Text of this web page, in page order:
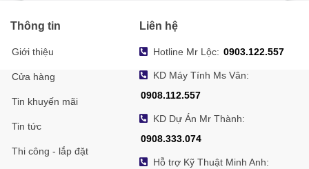
động
Phát hiện chuyển động, báo động giả
địa chỉ IP, đăng nhập bất hợp pháp,
NTP, UPnP, SMTP, SNMP, IGMP, 802.1X,
QoS, IPv6, UDP, Bonjour, SSL/TLS
Tương thích
ONVIF (PROFILE S, PROFILE G),
Thông tin
Giới thiệu
Cửa hàng
Tin khuyến mãi
Tin tức
Thi công - lắp đặt
Liên hệ
Hotline Mr Lộc: 0903.122.557
KD Máy Tính Ms Vân:
0908.112.557
KD Dự Án Mr Thành:
0908.333.074
Hỗ trợ Kỹ Thuật Minh Anh: